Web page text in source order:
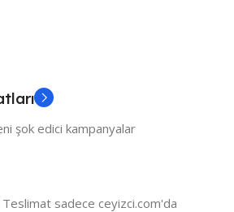
şok edici kampanyalar
Teslimat sadece ceyizci.com'da